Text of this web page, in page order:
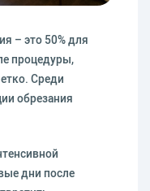
– это 50% для
процедуры,
Среди
обрезания
дни после